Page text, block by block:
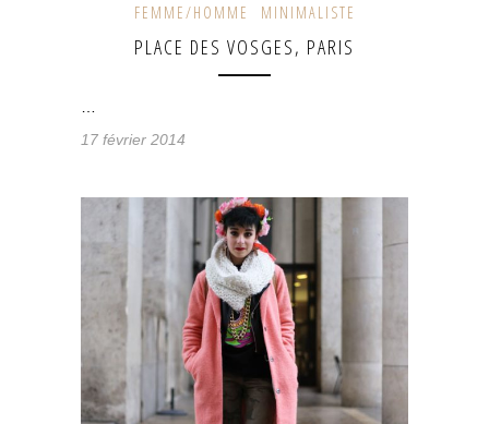
FEMME/HOMME MINIMALISTE
PLACE DES VOSGES, PARIS
17 février 2014